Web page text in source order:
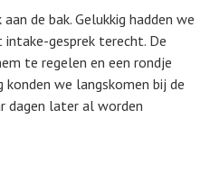
de bak. Gelukkig hadden we
intake-gesprek terecht. De
te regelen en een rondje
we langskomen bij de
dagen later al worden